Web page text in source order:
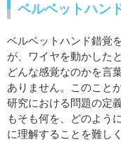
ベルベットハン
ベルベットハンド錯覚
が、ワイヤを動かした
どんな感覚なのかを言
ありません。このこと
研究における問題の定
もそも何を、どのよう
に理解することを難し